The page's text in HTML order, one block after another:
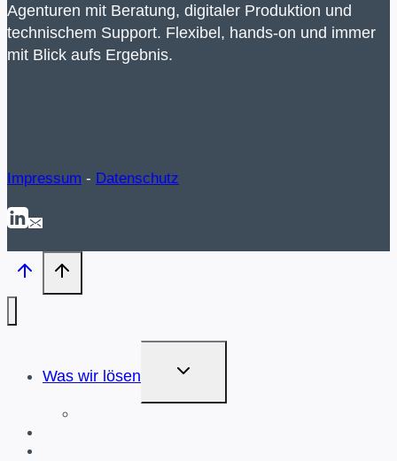
Agenturen mit Beratung, digitaler Produktion und
technischem Support. Flexibel, hands-on und immer
mit Blick aufs Ergebnis.
Impressum - Datenschutz
Was wir lösen
UNTERMENÜ